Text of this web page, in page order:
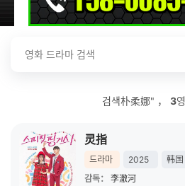
검색朴柔娜" ， 3
灵指
드라마 2025
韩国
감독：
李澈河